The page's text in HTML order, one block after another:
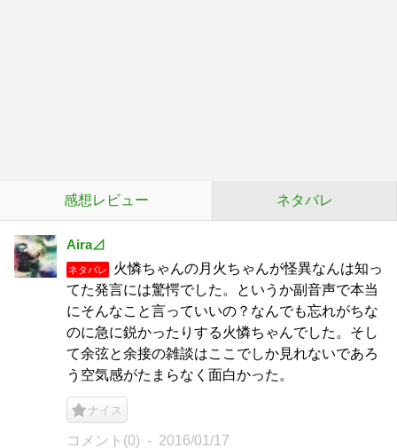
感想レビュー ネタバレ
Aira⊿
ネタバレ
火憐ちゃんの月火ちゃんが怪異なんは知っ
てた発言には驚愕でした。というか副音声で本当
にそんなこと言っていいの？なんでも忘れがちな
のに急に鋭かったりする火憐ちゃんでした。そし
て余弦と余接の雑談はここでしか見れないであろ
う空気感がたまらなく面白かった。
ナイス
コメント(0) 2016/01/17